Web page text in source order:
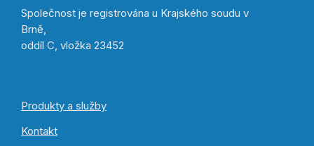
Společnost je registrována u Krajského soudu v
Brně,
oddíl C, vložka 23452
Produkty a služby
Kontakt